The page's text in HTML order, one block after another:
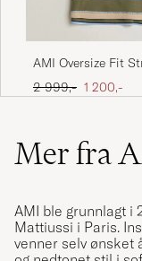
AMI Oversize Fit
Multi
Ordinær pris
2 999,- Nedsatt
1 200,-
Mer fra
AMI ble grunnlagt i
Mattiussi i Paris.
venner selv ønsket